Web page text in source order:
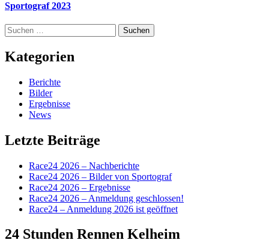
Sportograf 2023
Suchen
nach:
Kategorien
Berichte
Bilder
Ergebnisse
News
Letzte Beiträge
Race24 2026 – Nachberichte
Race24 2026 – Bilder von Sportograf
Race24 2026 – Ergebnisse
Race24 2026 – Anmeldung geschlossen!
Race24 – Anmeldung 2026 ist geöffnet
24 Stunden Rennen Kelheim